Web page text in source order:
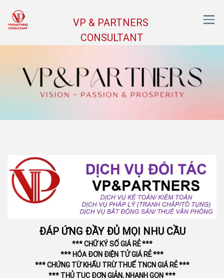
VP & PARTNERS
CONSULTANT
ĐÁP ỨNG ĐẦY ĐỦ MỌI NHU CẦU
*** CHỮ KÝ SỐ GIÁ RẺ ***
*** HÓA ĐƠN ĐIỆN TỬ GIÁ RẺ ***
*** CHỨNG TỪ KHẤU TRỪ THUẾ TNCN GIÁ RẺ ***
*** THỦ TỤC ĐƠN GIẢN, NHANH GỌN ***